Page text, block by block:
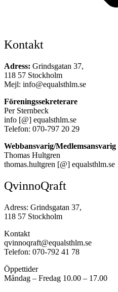
Kontakt
Adress: Grindsgatan 37,
118 57 Stockholm
Mejl: info@equalsthlm.se
Föreningssekreterare
Per Sternbeck
info [@] equalsthlm.se
Telefon: 070-797 20 29
Webbansvarig/Medlemsansvarig
Thomas Hultgren
thomas.hultgren [@] equalsthlm.se
QvinnoQraft
Adress: Grindsgatan 37,
118 57 Stockholm
Kontakt
qvinnoqraft@equalsthlm.se
Telefon: 070-792 41 78
Öppettider
Måndag – Fredag 10.00 – 17.00